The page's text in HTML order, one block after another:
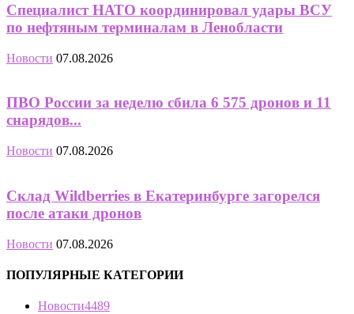
Специалист НАТО координировал удары ВСУ
по нефтяным терминалам в Ленобласти
Новости 07.08.2026
ПВО России за неделю сбила 6 575 дронов и 11
снарядов...
Новости 07.08.2026
Склад Wildberries в Екатеринбурге загорелся
после атаки дронов
Новости 07.08.2026
ПОПУЛЯРНЫЕ КАТЕГОРИИ
Новости4489